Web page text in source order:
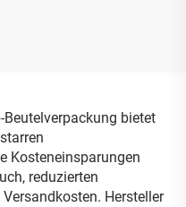
Speicherung, Wodka,
Champagner
bietet
Kosteneinsparungen
reduzierten
Hersteller